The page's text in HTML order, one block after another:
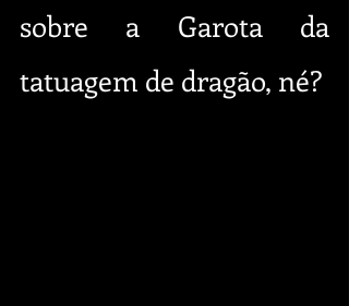
sobre a Garota da
tatuagem de dragão, né?